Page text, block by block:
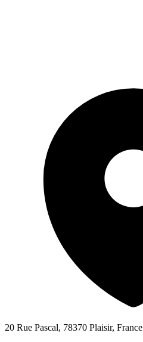
20 Rue Pascal, 78370 Plaisir, France